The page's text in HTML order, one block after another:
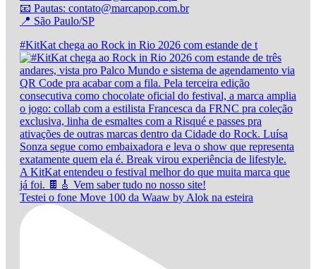
📧 Pautas: contato@marcapop.com.br
📍 São Paulo/SP
#KitKat chega ao Rock in Rio 2026 com estande de t
Testei o fone Move 100 da Waaw by Alok na esteira